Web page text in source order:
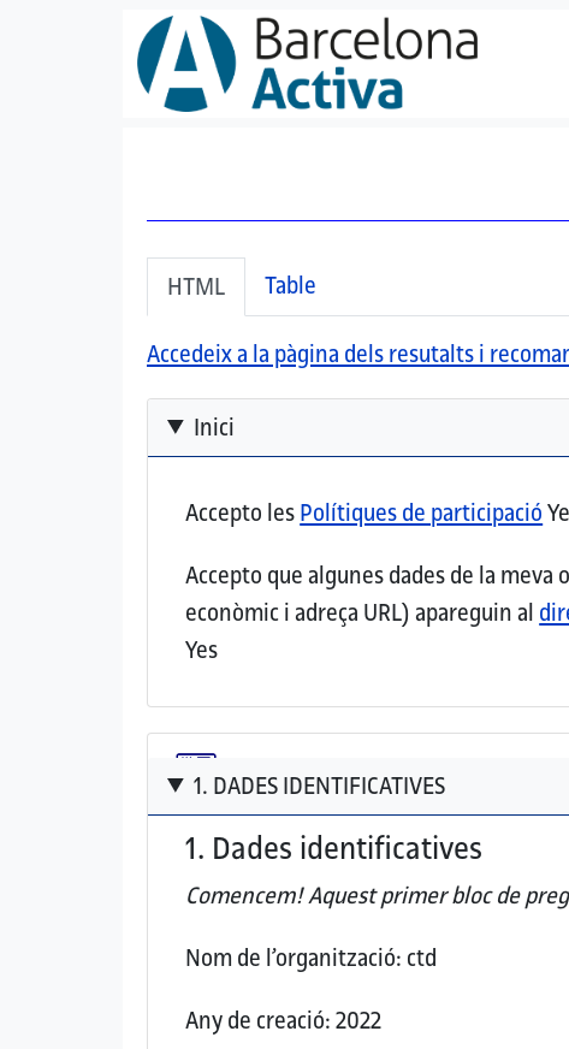
Vés al contingut
Secondary tabs
HTML(pestanya activa)
Table
Accedeix a la pàgina dels resutalts i
Inici
Accepto lesPolítiques de participació
Accepto que algunes dades de la
econòmic i adreça URL) apareguin al
Yes
1. DADES IDENTIFICATIVES
1. Dades identificatives
Comencem! Aquestprimer bloc de
Nom de l’organització: ctd
Any de creació:2022